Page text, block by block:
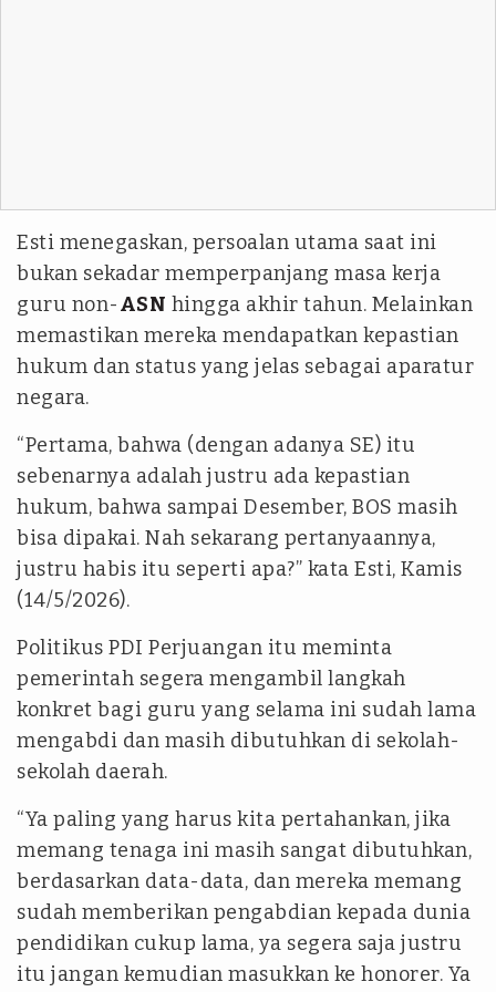
Esti menegaskan, persoalan utama saat ini
bukan sekadar memperpanjang masa kerja
guru non-ASN hingga akhir tahun. Melainkan
memastikan mereka mendapatkan kepastian
hukum dan status yang jelas sebagai aparatur
negara.
“Pertama, bahwa (dengan adanya SE) itu
sebenarnya adalah justru ada kepastian
hukum, bahwa sampai Desember, BOS masih
bisa dipakai. Nah sekarang pertanyaannya,
justru habis itu seperti apa?” kata Esti, Kamis
(14/5/2026).
Politikus PDI Perjuangan itu meminta
pemerintah segera mengambil langkah
konkret bagi guru yang selama ini sudah lama
mengabdi dan masih dibutuhkan di sekolah-
sekolah daerah.
“Ya paling yang harus kita pertahankan, jika
memang tenaga ini masih sangat dibutuhkan,
berdasarkan data-data, dan mereka memang
sudah memberikan pengabdian kepada dunia
pendidikan cukup lama, ya segera saja justru
itu jangan kemudian masukkan ke honorer. Ya